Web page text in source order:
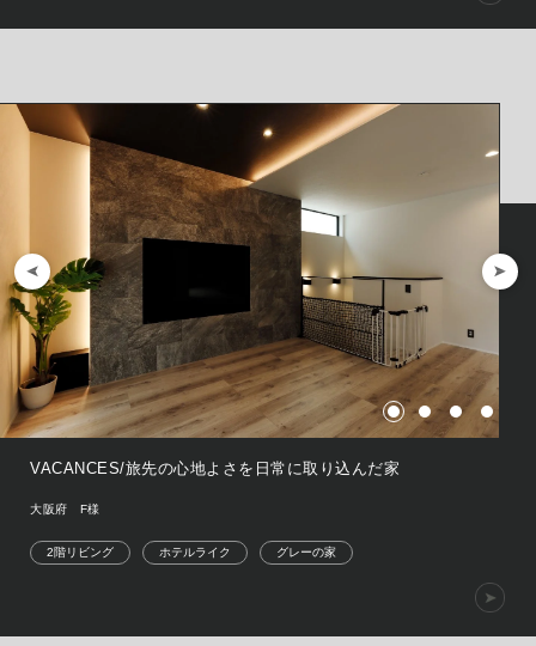
VACANCES/旅先の心地よさを日常に取り込んだ家
大阪府 F様
2階リビング ホテルライク グレーの家